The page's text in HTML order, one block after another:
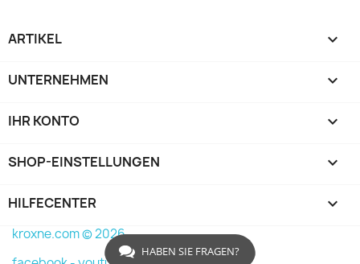
ARTIKEL 
UNTERNEHMEN 
IHR KONTO 
SHOP-EINSTELLUNGEN keyboard_arrow_down
HILFECENTER 
kroxne.com © 2026
HABEN SIE FRAGEN?